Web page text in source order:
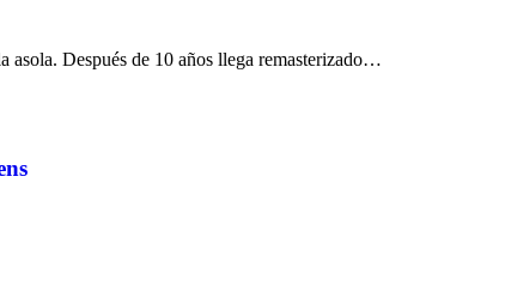
asola. Después de 10 años llega remasterizado…